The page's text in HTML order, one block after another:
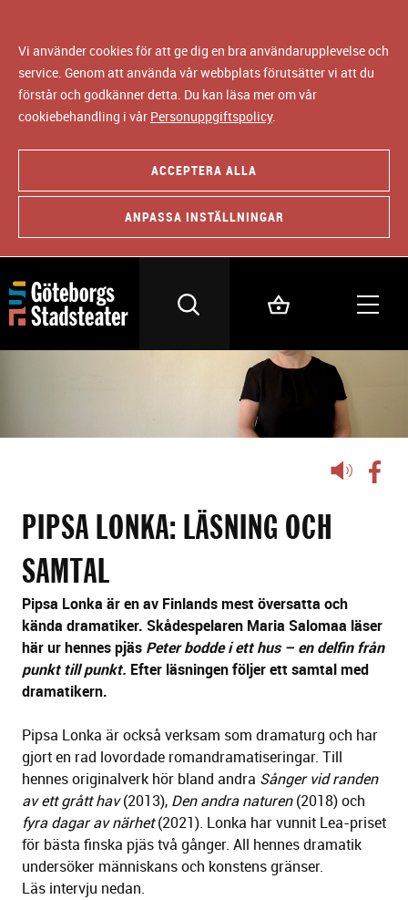
Vi använder cookies för att ge dig en bra användarupplevelse och
service. Genom att använda vår webbplats förutsätter vi att du
förstår och godkänner detta. Du kan läsa mer om vår
cookiebehandling i vår Personuppgiftspolicy.
ACCEPTERA ALLA
ANPASSA INSTÄLLNINGAR
Lyssna
PIPSA LONKA: LÄSNING OCH
SAMTAL
Pipsa Lonka är en av Finlands mest översatta och
kända dramatiker. Skådespelaren Maria Salomaa läser
här ur hennes pjäs Peter bodde i ett hus – en delfin från
punkt till punkt. Efter läsningen följer ett samtal med
dramatikern.
Pipsa Lonka är också verksam som dramaturg och har
gjort en rad lovordade romandramatiseringar. Till
hennes originalverk hör bland andra Sånger vid randen
av ett grått hav(2013), Den andra naturen(2018) och
fyra dagar av närhet(2021). Lonka har vunnit Lea-priset
för bästa finska pjäs två gånger. All hennes dramatik
undersöker människans och konstens gränser.
Läs intervju nedan.